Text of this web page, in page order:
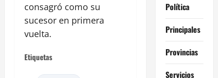
consagró como su
sucesor en primera
vuelta.
Etiquetas
Política
Principales
Provincias
Servicios